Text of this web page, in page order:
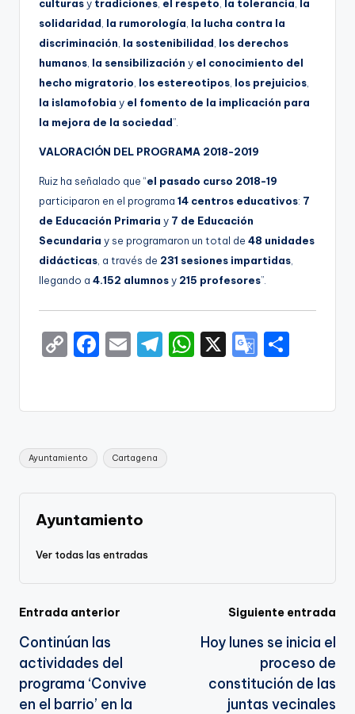
culturasy tradiciones el respeto la tolerancia
la
solidaridad la rumorología la lucha contra la
discriminación la sostenibilidad los derechos
humanos la sensibilización y el conocimiento del
hecho migratorio los estereotipos los prejuicios
la islamofobia y el fomento de la implicación para
la mejora de la sociedad”.
VALORACIÓN DEL PROGRAMA 2018-2019
Ruiz ha señalado que “el pasado curso 2018-19
participaron en el programa 14 centros educativos: 7
de Educación Primaria y 7 de Educación
Secundaria y se programaron un total de 48 unidades
didácticas , a través de 231 sesiones impartidas
llegando a 4.152 alumnosy 215 profesores”.
C
y
Li
n
k
F
e
b
o
o
k
E
l
T
gr
a
m
W
ts
p
X
G
gl
a
e
Etiquetas:
Ayuntamiento Cartagena
Ayuntamiento
Ver todas las entradas
Navegación
de
entradas
Entrada anterior
Continúan las
actividades del
programa ‘Convive
en el barrio’ en la
Siguiente entrada
Hoy lunes se inicia el
proceso de
constitución de las
juntas vecinales